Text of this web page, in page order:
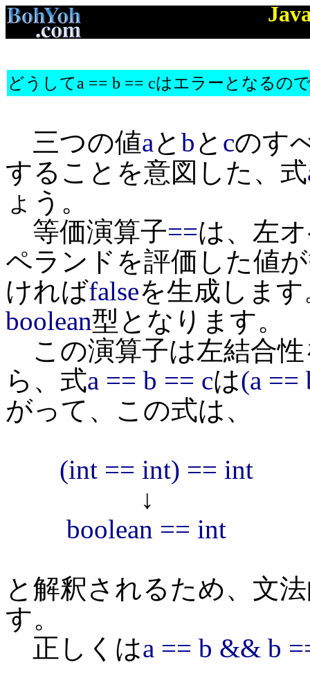
どうしてa == b == cはエラーとなるの
三つの値aと bと cのす
することを意図した、式
ょう。
等価演算子==は、左
ペランドを評価した値
ければfalseを生成しま
boolean型となります。
この演算子は左結合
ら、式a == b == cは(a ==
がって、この式は、
(int == int) == int
↓
boolean == int
と解釈されるため、文
す。
正しくはa == b && b